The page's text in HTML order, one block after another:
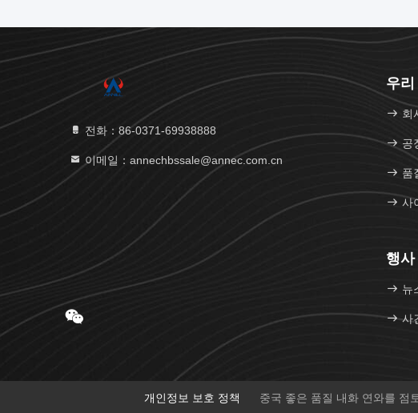
전화：86-0371-69938888
이메일：annechbssale@annec.com.cn
우리
회
공
품
사
행사
뉴
사
개인정보 보호 정책 중국 좋은 품질 내화 연와를 점